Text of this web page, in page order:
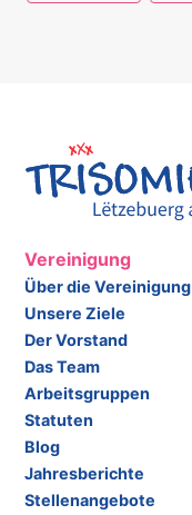
Vereinigung
Über die Vereinigung
Unsere Ziele
Der Vorstand
Das Team
Arbeitsgruppen
Statuten
Blog
Jahresberichte
Stellenangebote